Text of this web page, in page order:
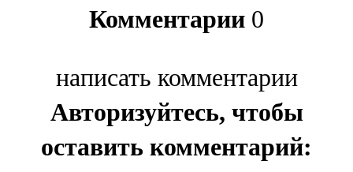
Комментарии 0
написать комментарии
Авторизуйтесь, чтобы
оставить комментарий: